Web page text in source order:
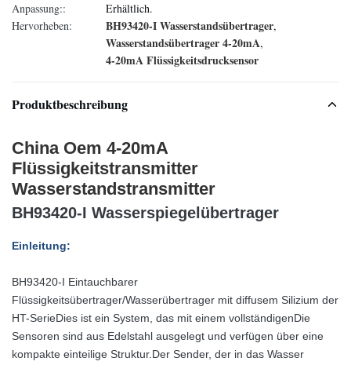
Anpassung::
Erhältlich.
Hervorheben:
BH93420-I Wasserstandsübertrager,
Wasserstandsübertrager 4-20mA,
4-20mA Flüssigkeitsdrucksensor
Produktbeschreibung
China Oem 4-20mA
Flüssigkeitstransmitter
Wasserstandstransmitter
BH93420-I Wasserspiegelübertrager
Einleitung:
BH93420-I Eintauchbarer
Flüssigkeitsübertrager/Wasserübertrager mit diffusem Silizium der
HT-SerieDies ist ein System, das mit einem vollständigenDie
Sensoren sind aus Edelstahl ausgelegt und verfügen über eine
kompakte einteilige Struktur. Der Sender, der in das Wasser